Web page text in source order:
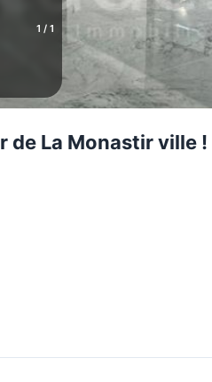
1 / 1
de La Monastir ville !